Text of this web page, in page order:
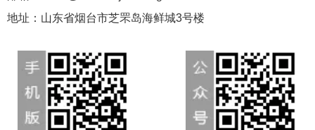
地址：山东省烟台市芝罘岛海鲜城3号楼